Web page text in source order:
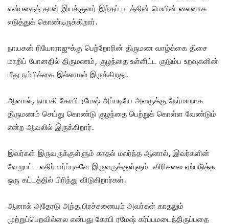
என்பதைத் தான் இயக்குனர் இந்தப் படத்தின் மெயின் லைனாக
எடுத்துக் கொண்டிருக்கிறார்.
நாயகன் ரியோராஜுக்கு பெற்றோரின் திருமண வாழ்க்கை திசை
மாறிப் போனதில் திருமணம், குழந்தை உள்ளிட்ட குடும்ப உறவுகளின்
மீது நம்பிக்கை இல்லாமல் இருக்கிறது.
ஆனால், நாயகி கோபி ரமேஷ் அப்படியே அவருக்கு நேர்மாறாக
திருமணம் செய்து கொண்டு குழந்தை பெற்றுக் கொள்ள வேண்டும்
என்ற ஆவலில் இருக்கிறார்.
இவர்கள் இருவருக்குள்ளும் காதல் மலர்ந்த ஆனால், இவர்களின்
வேறுபட்ட எதிர்பார்ப்புகளே இருவருக்குள்ளும் விரிசலை ஏற்படுத்த
ஒரு கட்டத்தில் பிரிந்து விடுகிறார்கள்.
ஆனால் அதோடு அந்த பிரச்சனையும் அவர்கள் காதலும்
முற்றுப்பெறவில்லை என்பது கோபி ரமேஷ் கர்ப்பமடைந்திருப்பதை